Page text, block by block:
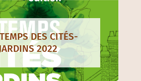
DES CITÉS-
2022